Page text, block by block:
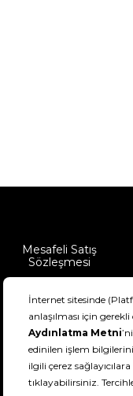
Mesafeli Satış
Sözleşmesi